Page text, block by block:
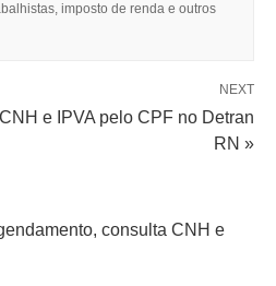
imposto de renda e outros
NEXT
e IPVA pelo CPF no Detran
RN »
consulta CNH e